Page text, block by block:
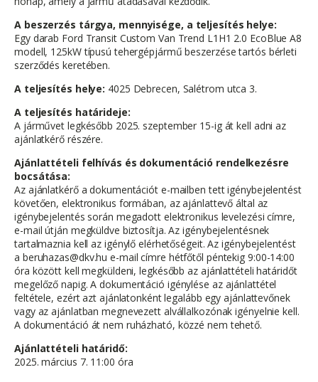
A beszerzés tárgya, mennyisége, a teljesítés helye:
Egy darab Ford Transit Custom Van Trend L1H1 2.0 EcoBlue A8
modell, 125kW típusú tehergépjármű beszerzése tartós bérleti
szerződés keretében.
A teljesítés helye: 4025 Debrecen, Salétrom utca 3.
A teljesítés határideje:
A járművet legkésőbb 2025. szeptember 15-ig át kell adni az
ajánlatkérő részére.
Ajánlattételi felhívás és dokumentáció rendelkezésre
bocsátása:
Az ajánlatkérő a dokumentációt e-mailben tett igénybejelentést
követően, elektronikus formában, az ajánlattevő által az
igénybejelentés során megadott elektronikus levelezési címre,
e-mail útján megküldve biztosítja. Az igénybejelentésnek
tartalmaznia kell az igénylő elérhetőségeit. Az igénybejelentést
a beruhazas@dkv.hu e-mail címre hétfőtől péntekig 9:00-14:00
óra között kell megküldeni, legkésőbb az ajánlattételi határidőt
megelőző napig. A dokumentáció igénylése az ajánlattétel
feltétele, ezért azt ajánlatonként legalább egy ajánlattevőnek
vagy az ajánlatban megnevezett alvállalkozónak igényelnie kell.
A dokumentáció át nem ruházható, közzé nem tehető.
Ajánlattételi határidő:
2025. március 7. 11:00 óra